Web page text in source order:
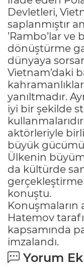
Devletleri,
saplanmıştır
’Rambo’lar
dönüştürme
dünyaya
Vietnam’daki
yanıltmadır.
iyi bir şekilde
aktörleriyle
büyük
Ülkenin
da kültürde
konuştu.
Konuşmaların
Hatemov
kapsamında
imzalandı.
Yorum